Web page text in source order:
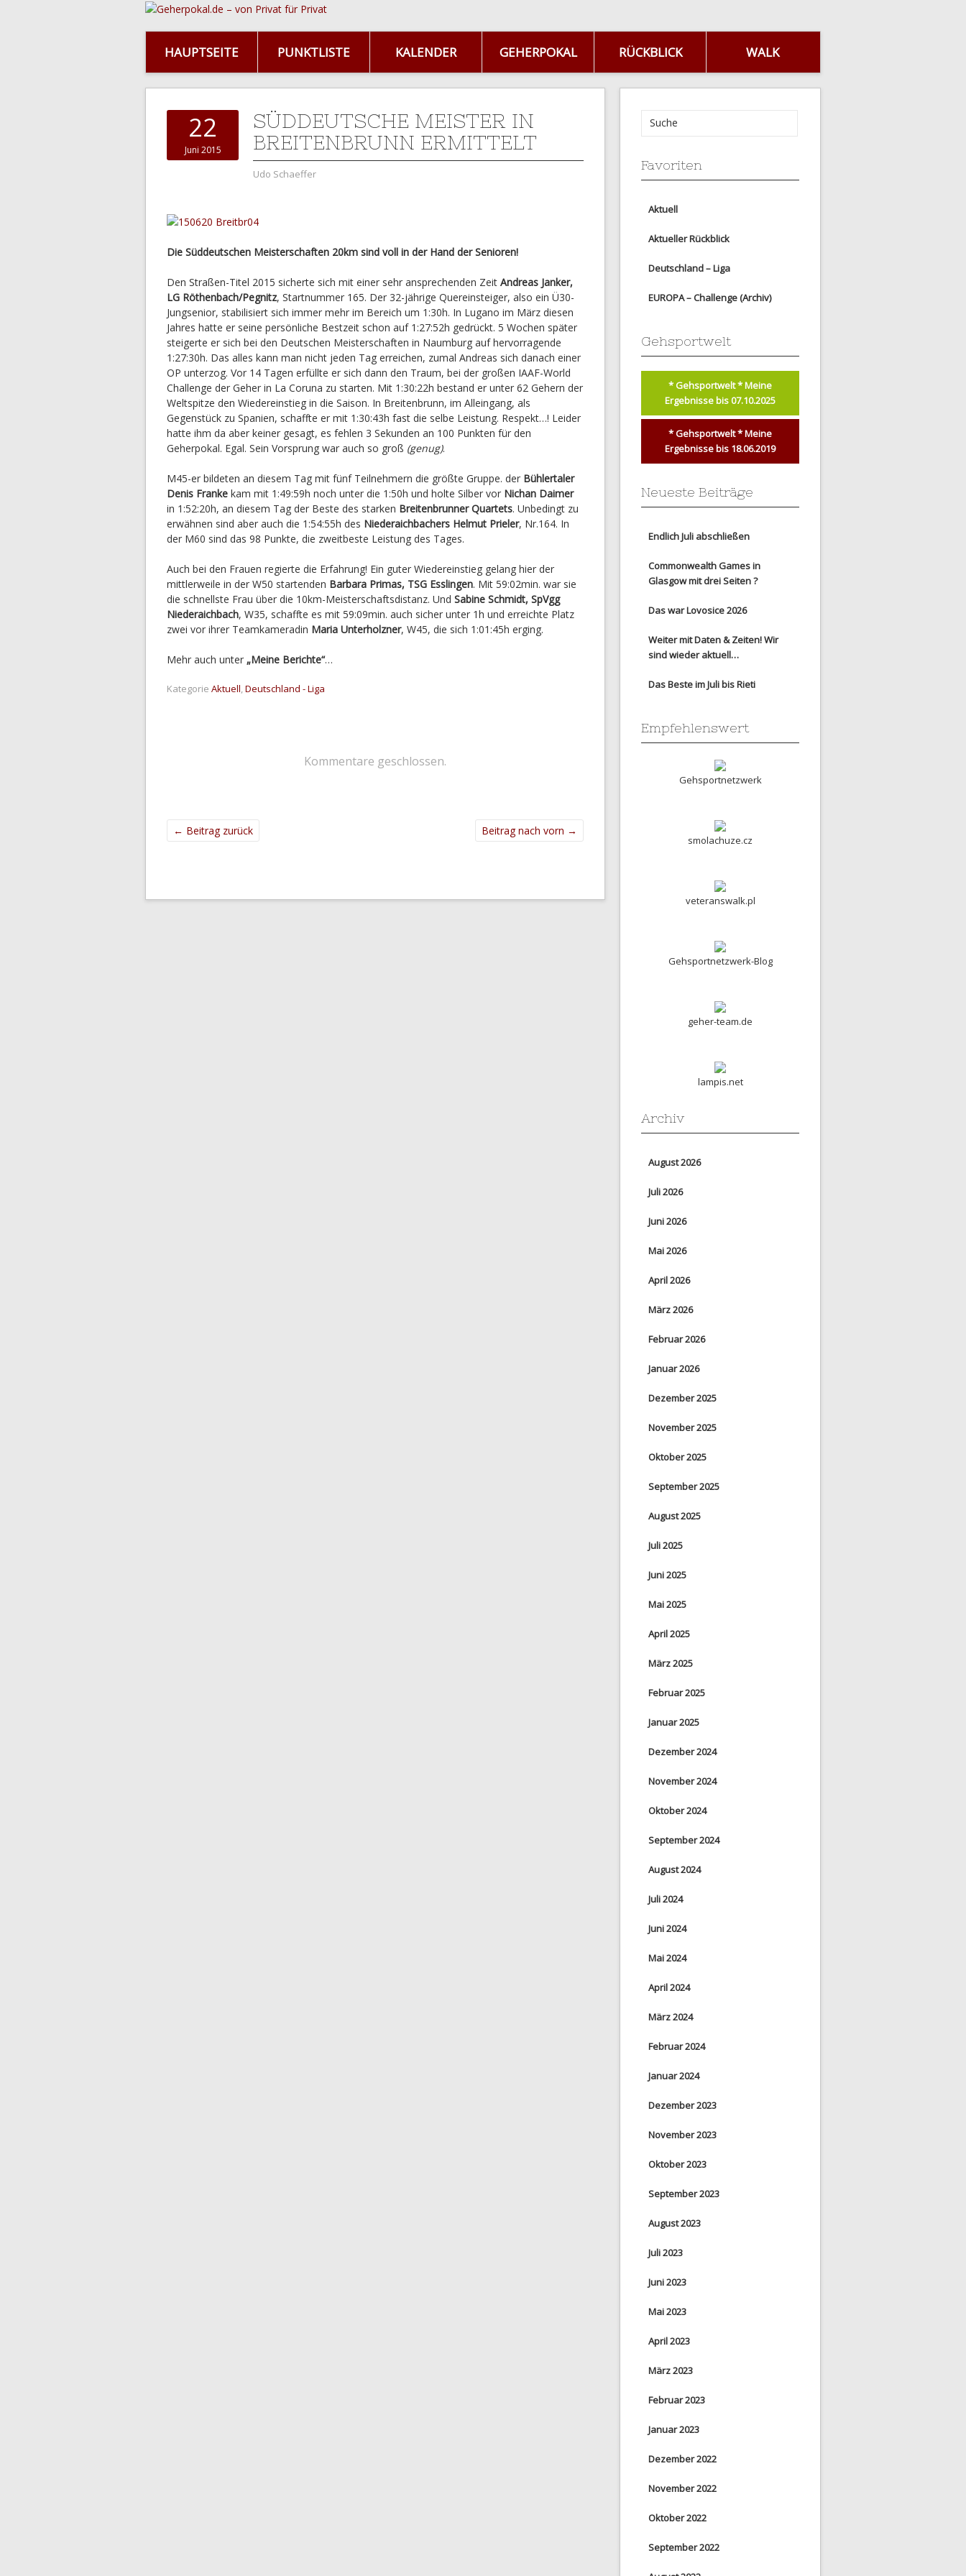
HAUPTSEITE PUNKTLISTE KALENDER GEHERPOKAL RÜCKBLICK WALK
22
Juni 2015
SÜDDEUTSCHE MEISTER IN
BREITENBRUNN ERMITTELT
Udo Schaeffer
Die Süddeutschen Meisterschaften 20km sind voll in der Hand der Senioren!
Den Straßen-Titel 2015 sicherte sich mit einer sehr ansprechenden Zeit Andreas Janker,
LG Röthenbach/Pegnitz, Startnummer 165. Der 32-jährige Quereinsteiger, also ein Ü30-
Jungsenior, stabilisiert sich immer mehr im Bereich um 1:30h. In Lugano im März diesen
Jahres hatte er seine persönliche Bestzeit schon auf 1:27:52h gedrückt. 5 Wochen später
steigerte er sich bei den Deutschen Meisterschaften in Naumburg auf hervorragende
1:27:30h. Das alles kann man nicht jeden Tag erreichen, zumal Andreas sich danach einer
OP unterzog. Vor 14 Tagen erfüllte er sich dann den Traum, bei der großen IAAF-World
Challenge der Geher in La Coruna zu starten. Mit 1:30:22h bestand er unter 62 Gehern der
Weltspitze den Wiedereinstieg in die Saison. In Breitenbrunn, im Alleingang, als
Gegenstück zu Spanien, schaffte er mit 1:30:43h fast die selbe Leistung. Respekt…! Leider
hatte ihm da aber keiner gesagt, es fehlen 3 Sekunden an 100 Punkten für den
Geherpokal. Egal. Sein Vorsprung war auch so groß (genug).
M45-er bildeten an diesem Tag mit fünf Teilnehmern die größte Gruppe. der Bühlertaler
Denis Franke kam mit 1:49:59h noch unter die 1:50h und holte Silber vor Nichan Daimer
in 1:52:20h, an diesem Tag der Beste des starken Breitenbrunner Quartets. Unbedingt zu
erwähnen sind aber auch die 1:54:55h des Niederaichbachers Helmut Prieler, Nr.164. In
der M60 sind das 98 Punkte, die zweitbeste Leistung des Tages.
Auch bei den Frauen regierte die Erfahrung! Ein guter Wiedereinstieg gelang hier der
mittlerweile in der W50 startenden Barbara Primas, TSG Esslingen. Mit 59:02min. war sie
die schnellste Frau über die 10km-Meisterschaftsdistanz. Und Sabine Schmidt, SpVgg
Niederaichbach, W35, schaffte es mit 59:09min. auch sicher unter 1h und erreichte Platz
zwei vor ihrer Teamkameradin Maria Unterholzner, W45, die sich 1:01:45h erging.
Mehr auch unter „Meine Berichte“…
Kategorie Aktuell,Deutschland - Liga
Kommentare geschlossen.
← Beitrag zurück Beitrag nach vorn →
Favoriten
Aktuell
Aktueller Rückblick
Deutschland – Liga
EUROPA – Challenge (Archiv)
Gehsportwelt
* Gehsportwelt * Meine
Ergebnisse bis 07.10.2025
* Gehsportwelt * Meine
Ergebnisse bis 18.06.2019
Neueste Beiträge
Endlich Juli abschließen
Commonwealth Games in
Glasgow mit drei Seiten ?
Das war Lovosice 2026
Weiter mit Daten & Zeiten! Wir
sind wieder aktuell…
Das Beste im Juli bis Rieti
Empfehlenswert
Gehsportnetzwerk
smolachuze.cz
veteranswalk.pl
Gehsportnetzwerk-Blog
geher-team.de
lampis.net
Archiv
August 2026
Juli 2026
Juni 2026
Mai 2026
April 2026
März 2026
Februar 2026
Januar 2026
Dezember 2025
November 2025
Oktober 2025
September 2025
August 2025
Juli 2025
Juni 2025
Mai 2025
April 2025
März 2025
Februar 2025
Januar 2025
Dezember 2024
November 2024
Oktober 2024
September 2024
August 2024
Juli 2024
Juni 2024
Mai 2024
April 2024
März 2024
Februar 2024
Januar 2024
Dezember 2023
November 2023
Oktober 2023
September 2023
August 2023
Juli 2023
Juni 2023
Mai 2023
April 2023
März 2023
Februar 2023
Januar 2023
Dezember 2022
November 2022
Oktober 2022
September 2022